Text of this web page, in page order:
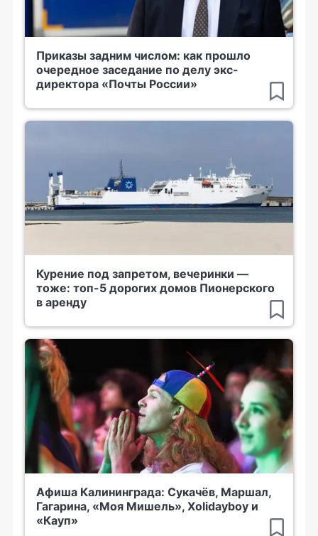
Приказы задним числом: как прошло
очередное заседание по делу экс-
директора «Почты России»
Курение под запретом, вечеринки —
тоже: топ-5 дорогих домов Пионерского
в аренду
Афиша Калининграда: Сукачёв, Маршал,
Гагарина, «Моя Мишель», Xolidayboy и
«Кауп»